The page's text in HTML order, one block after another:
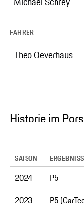
FAHRER
Theo Oeverhaus
Historie im
SAISON
2024
P5
2023
P5